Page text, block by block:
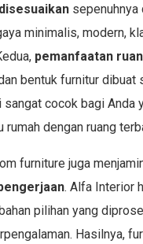
sepenuhnya
minimalis, modern,
pemanfaatan
bentuk furnitur
sangat cocok bagi Anda
rumah dengan ruang
furniture juga
. Alfa Interior
pilihan yang
Hasilnya,